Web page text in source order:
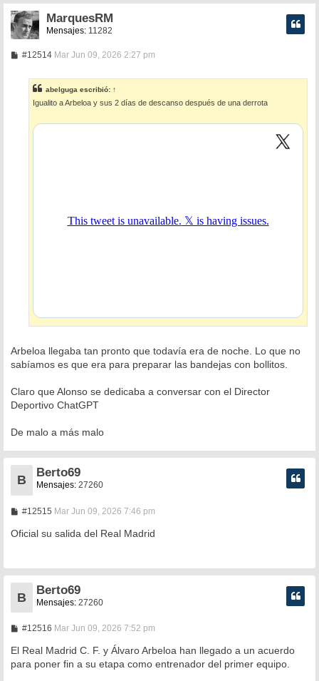
MarquesRM
Mensajes: 11282
#12514M
a
j
Mar Jun 09, 2026 2:27 pm
abelguga escribió: ↑
Igualito a Arbeloa y sus 2 días de descanso después de una derrota
Arbeloa llegaba tan pronto que todavía era de noche. Lo que no
sabíamos es que era para preparar las bandejas con bollitos.
Claro que Alonso se dedicaba a conversar con el Director
Deportivo ChatGPT
De malo a más malo
B
Berto69
Mensajes: 27260
#12515M
n
s
e
Mar Jun 09, 2026 7:46 pm
Oficial su salida del Real Madrid
B
Berto69
Mensajes: 27260
#12516M
n
a
Mar Jun 09, 2026 7:52 pm
El Real Madrid C. F. y Álvaro Arbeloa han llegado a un acuerdo
para poner fin a su etapa como entrenador del primer equipo.